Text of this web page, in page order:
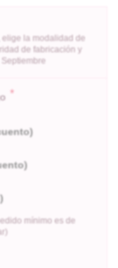
elige la modalidad de
de fabricación y
*
mínimo es de